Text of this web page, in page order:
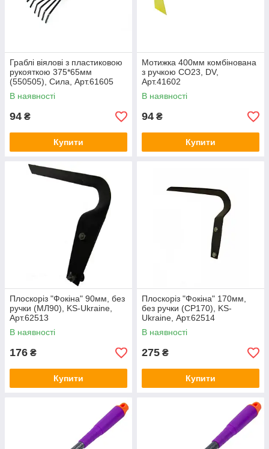
Граблі віялові з пластиковою
рукояткою 375*65мм
(550505), Сила, Арт.61605
В наявності
94 ₴
Купити
Мотижка 400мм комбінована
з ручкою СО23, DV,
Арт.41602
В наявності
94 ₴
Купити
Плоскоріз "Фокіна" 90мм, без
ручки (МЛ90), KS-Ukraine,
Арт.62513
В наявності
176 ₴
Купити
Плоскоріз "Фокіна" 170мм,
без ручки (СР170), KS-
Ukraine, Арт.62514
В наявності
275 ₴
Купити